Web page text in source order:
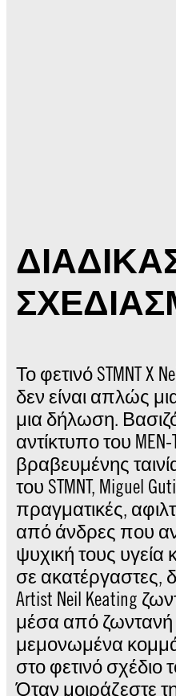
Το φετινό STMNT X
δεν είναι απλώς
μια δήλωση.
αντίκτυπο του MEN-
βραβευμένης
του STMNT, Miguel
πραγματικές,
από άνδρες που
ψυχική τους υγεία
σε ακατέργαστες,
Artist Neil Keating
μέσα από ζωντανή
μεμονωμένα
στο φετινό σχέδιο
Όταν μοιράζεστε